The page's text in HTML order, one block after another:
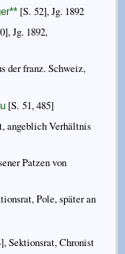
** [S. 52], Jg. 1892
Jg. 1892,
der franz. Schweiz,
[S. 51, 485]
angeblich Verhältnis
Patzen von
Pole, später an
Sektionsrat, Chronist